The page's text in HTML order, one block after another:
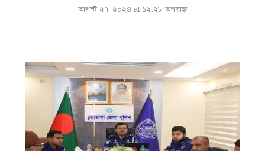
আগস্ট ২৭, ২০২৪ at ১২:২৮ অপরাহ্ণ